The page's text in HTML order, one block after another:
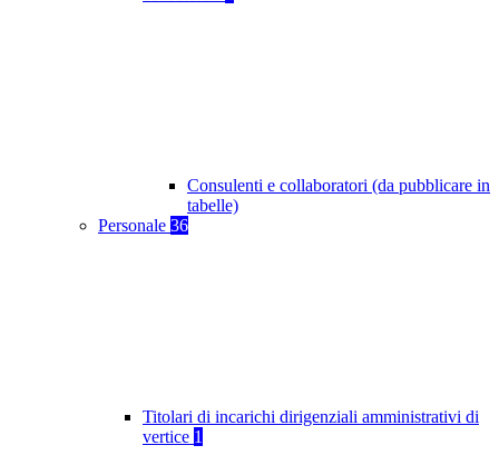
Consulenti e collaboratori (da pubblicare in
tabelle)
Personale 36
Titolari di incarichi dirigenziali amministrativi di
vertice 1